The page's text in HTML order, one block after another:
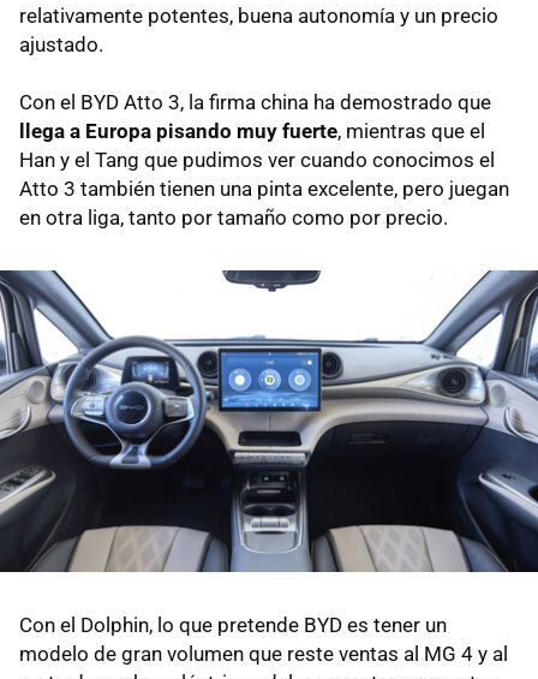
relativamente potentes, buena autonomía y un precio
ajustado.
Con el BYD Atto 3, la firma china ha demostrado que
llega a Europa pisando muy fuerte, mientras que el
Han y el Tang que pudimos ver cuando conocimos el
Atto 3 también tienen una pinta excelente, pero juegan
en otra liga, tanto por tamaño como por precio.
Con el Dolphin, lo que pretende BYD es tener un
modelo de gran volumen que reste ventas al MG 4 y al